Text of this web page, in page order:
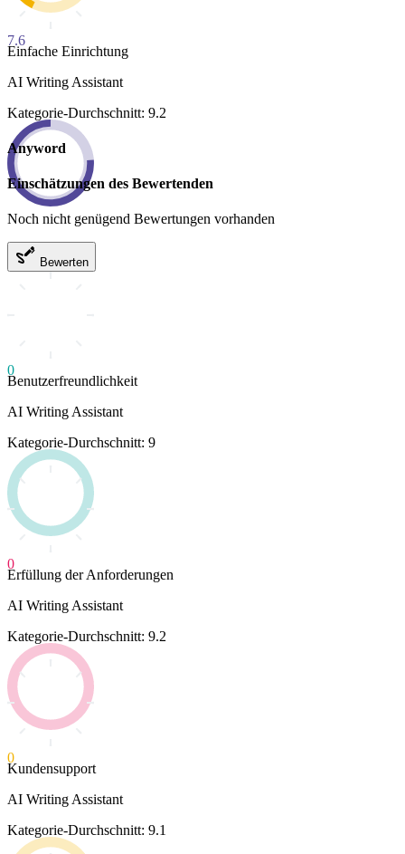
7.6
Einfache Einrichtung
AI Writing Assistant
Kategorie-Durchschnitt: 9.2
Anyword
Einschätzungen des Bewertenden
Noch nicht genügend Bewertungen vorhanden
Bewerten
0
Benutzerfreundlichkeit
AI Writing Assistant
Kategorie-Durchschnitt: 9
0
Erfüllung der Anforderungen
AI Writing Assistant
Kategorie-Durchschnitt: 9.2
0
Kundensupport
AI Writing Assistant
Kategorie-Durchschnitt: 9.1